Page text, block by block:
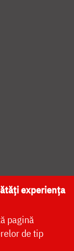
NAȚIONALĂ
experiența
pagină
de tip